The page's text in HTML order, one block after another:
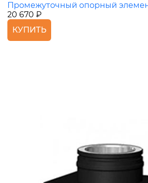
Промежуточный опорный
20 670 ₽
КУПИТЬ